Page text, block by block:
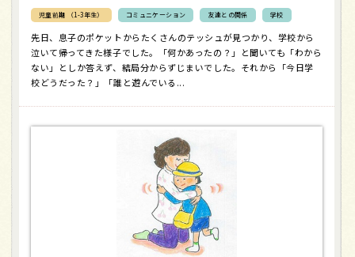
児童前期 （1-3年生） コミュニケーション 友達との関係 学校
先日、息子のポケットからたくさんのテッシュが見つかり、学校から
泣いて帰ってきた様子でした。「何かあったの？」と聞いても「わから
ない」としか答えず、結局分からずじまいでした。それから「今日学
校どうだった？」「誰と遊んでいる...